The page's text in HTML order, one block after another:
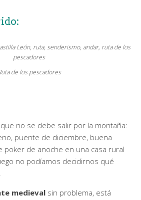
de los pescadores
no se debe salir por la montaña:
puente de diciembre, buena
poker de anoche en una casa rural
no podíamos decidirnos qué
medieval sin problema, está